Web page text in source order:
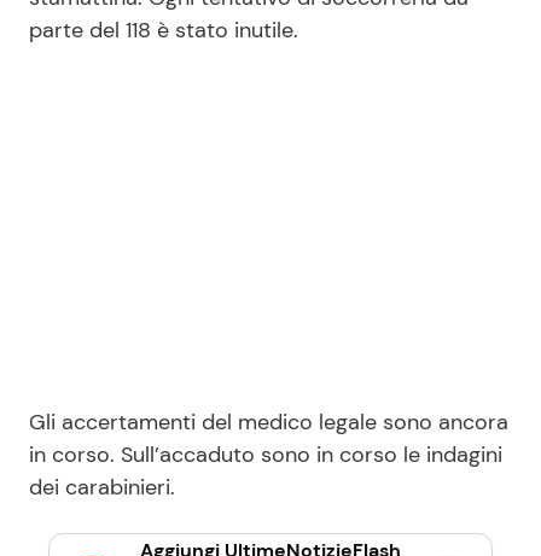
parte del 118 è stato inutile.
Gli accertamenti del medico legale sono ancora
in corso. Sull’accaduto sono in corso le indagini
dei carabinieri.